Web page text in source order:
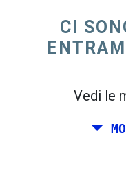
CI
Vedi le